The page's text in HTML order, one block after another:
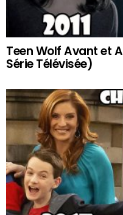
Teen Wolf Avant et
Série Télévisée)